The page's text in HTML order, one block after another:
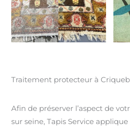
Traitement protecteur à
Afin de préserver l’aspect de
sur seine, Tapis Service